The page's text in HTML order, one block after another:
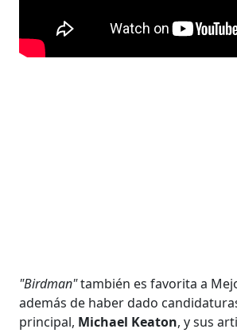
"Birdman"también es favorita a
además de haber dado
principal, Michael Keaton, y sus